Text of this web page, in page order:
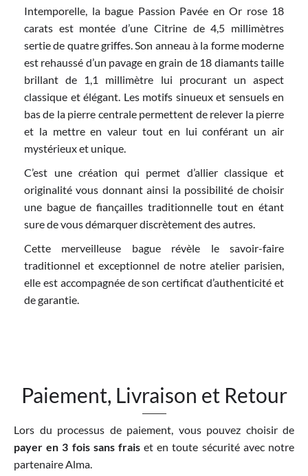
Intemporelle, la bague Passion Pavée en Or rose 18
carats est montée d’une Citrine de 4,5 millimètres
sertie de quatre griffes. Son anneau à la forme moderne
est rehaussé d’un pavage en grain de 18 diamants taille
brillant de 1,1 millimètre lui procurant un aspect
classique et élégant. Les motifs sinueux et sensuels en
bas de la pierre centrale permettent de relever la pierre
et la mettre en valeur tout en lui conférant un air
mystérieux et unique.
C’est une création qui permet d’allier classique et
originalité vous donnant ainsi la possibilité de choisir
une bague de fiançailles traditionnelle tout en étant
sure de vous démarquer discrètement des autres.
Cette merveilleuse bague révèle le savoir-faire
traditionnel et exceptionnel de notre atelier parisien,
elle est accompagnée de son certificat d’authenticité et
de garantie.
Paiement, Livraison et Retour
Lors du processus de paiement, vous pouvez choisir de
payer en 3 fois sans fraiset en toute sécurité avec notre
partenaire Alma.